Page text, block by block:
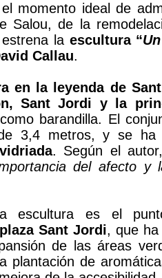
momento ideal de
Salou, de la
la escultura “
Callau.
en la leyenda de
Sant Jordi y la
barandilla. El
3,4 metros, y se
. Según el
del afecto y
escultura es el
Sant Jordi, que ha
de las áreas
plantación de